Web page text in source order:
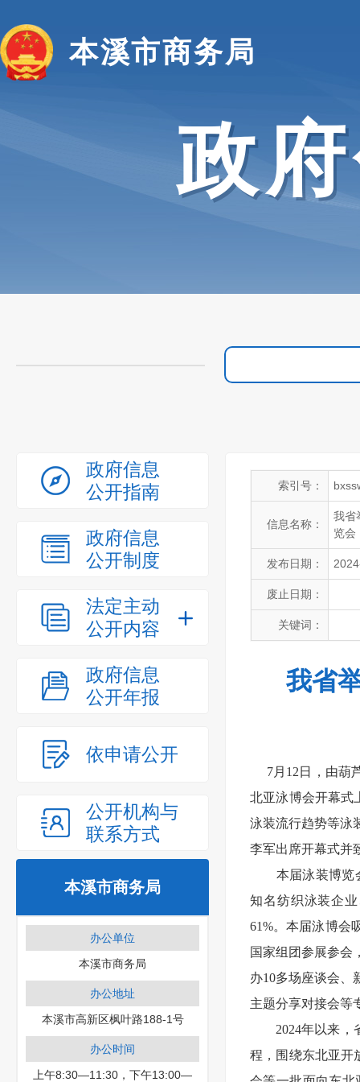
本溪市商务局
政
政府信息
公开指南
政府信息
公开制度
法定主动
公开内容
政府信息
公开年报
依申请公开
公开机构与
联系方式
本溪市商务局
办公单位
本溪市商务局
办公地址
本溪市高新区枫叶路188-1号
办公时间
上午8:30—11:30，下午13:00—
索引号：
信息名称：
我省
览会
发布日期：
废止日期：
关键词：
我省
7月12日，由葫
北亚泳博会开幕式
泳装流行趋势等泳
李军出席开幕式并
本届泳装博览会
知名纺织泳装企
61%。本届泳博会
国家组团参展参会
办10多场座谈会、
主题分享对接会等
2024年以来，省
程，围绕东北亚开